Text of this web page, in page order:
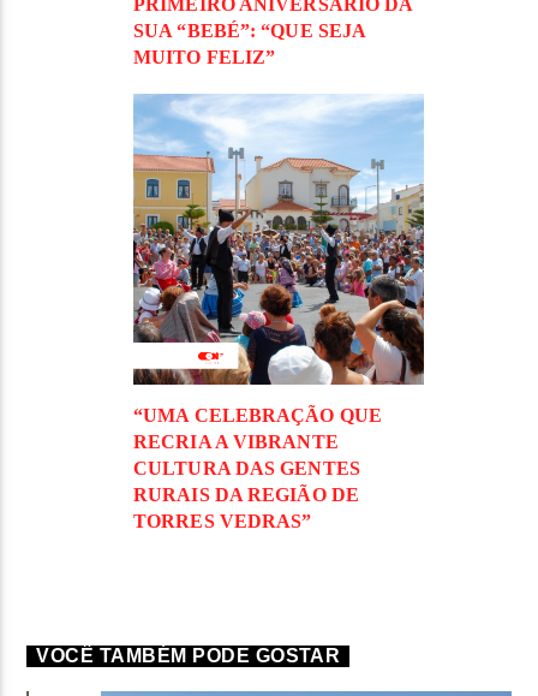
SUA “BEBÉ”: “QUE SEJA
MUITO FELIZ”
“UMA CELEBRAÇÃO QUE
RECRIA A VIBRANTE
CULTURA DAS GENTES
RURAIS DA REGIÃO DE
TORRES VEDRAS”
VOCÊ TAMBÉM PODE GOSTAR